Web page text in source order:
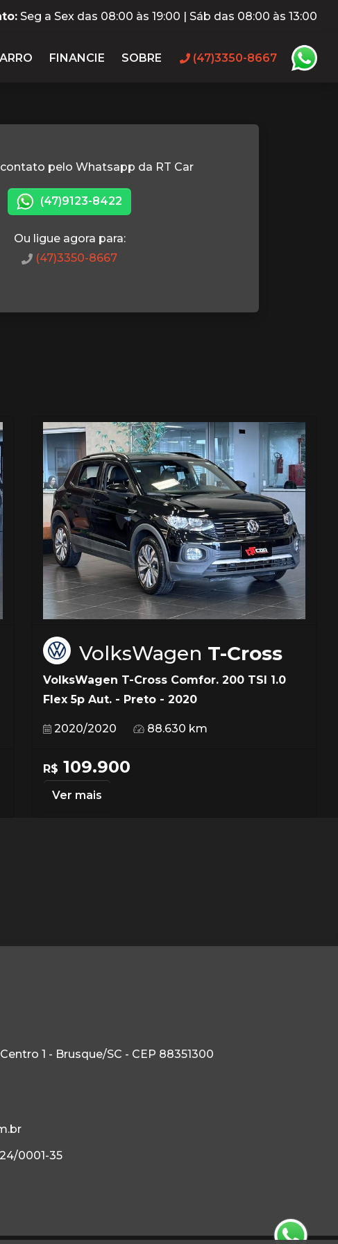
Seg a Sex das 08:00 às 19:00 | Sáb das 08:00 às 13:00
FINANCIE SOBRE (47)3350-8667
pelo Whatsapp da RT Car
(47)9123-8422
Ou ligue agora para:
(47)3350-8667
VolksWagen T-Cross
VolksWagen T-Cross Comfor. 200 TSI 1.0
Flex 5p Aut. - Preto - 2020
2020/2020 88.630 km
R$ 109.900
Ver mais
1 - Brusque/SC - CEP 88351300
0001-35